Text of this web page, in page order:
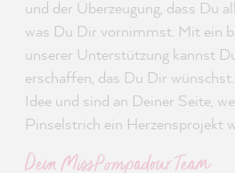
und der Überzeugung, dass Du
was Du Dir vornimmst. Mit ein
unserer Unterstützung kannst
erschaffen, das Du Dir
Idee und sind an Deiner Seite,
Pinselstrich ein Herzensprojekt
Dein MissPompadour Team